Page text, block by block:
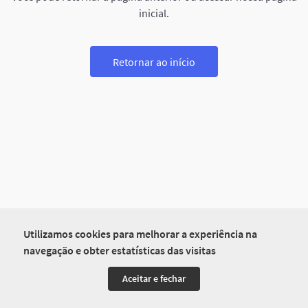
Utilizamos cookies para melhorar a experiência na
navegação e obter estatísticas das visitas
Aceitar e fechar
inicial.
Retornar ao início